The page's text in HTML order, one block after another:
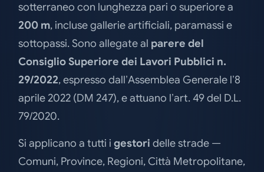
sotterraneo con lunghezza pari o superiore a
200 m, incluse gallerie artificiali, paramassi e
sottopassi. Sono allegate al parere del
Consiglio Superiore dei Lavori Pubblici n.
29/2022, espresso dall’Assemblea Generale l’8
aprile 2022 (DM 247), e attuano l’art. 49 del D.L.
79/2020.
Si applicano a tutti i gestori delle strade —
Comuni, Province, Regioni, Città Metropolitane,